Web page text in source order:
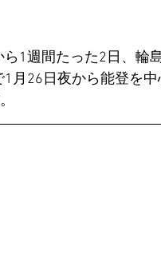
1週間たった2日、輪
月26日夜から能登を